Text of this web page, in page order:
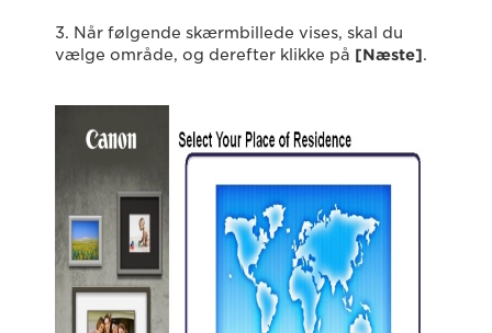
3. Når følgende skærmbillede vises, skal du
vælge område, og derefter klikke på [Næste].